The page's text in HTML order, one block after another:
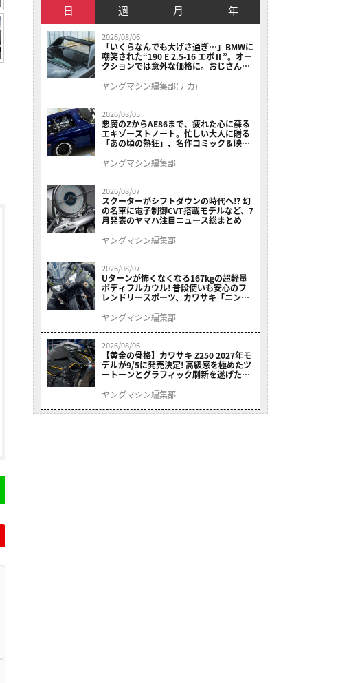
日 週 月 年
2026/08/06
「いくらなんでも大げさ過ぎ…」BMWに
嘲笑された“190 E 2.5-16 エボⅡ”。オー
クションでは意外な価格に。おじさん達
ヤングマシン編集部(ナカ)
2026/08/05
悪魔のZからAE86まで、疲れた心に蘇る
エキゾーストノート。忙しい大人に贈る
「あの頃の熱狂」、名作コミック＆映画
結！
ヤングマシン編集部
2026/08/07
スクーターがシフトダウンの時代へ!? 幻
の名車に電子制御CVT搭載モデルなど、7
月発表のヤマハ注目ニュース総まとめ
ヤングマシン編集部
2026/08/07
Uターンが怖くなくなる167kgの超軽量
ボディフルカウル! 普段使いも安心のフ
レンドリースポーツ、カワサキ「ニンジ
9/5発売
ヤングマシン編集部
2026/08/06
【黄金の骨格】カワサキ Z250 2027年モ
デルが9/5に発売決定! 高級感を極めたツ
ートーンとグラフィック刷新を遂げた本
ヤングマシン編集部